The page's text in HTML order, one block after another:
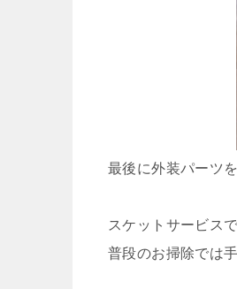
最後に外装パーツ
スケットサービス
普段のお掃除では